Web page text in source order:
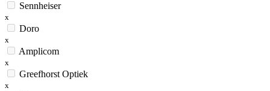
Sennheiser
x
Doro
x
Amplicom
x
Greefhorst Optiek
x